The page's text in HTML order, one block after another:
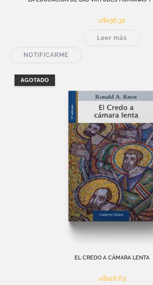
u$s36,32
Leer más
NOTIFICARME
AGOTADO
EL CREDO A CÁMARA LENTA
u$s26,63